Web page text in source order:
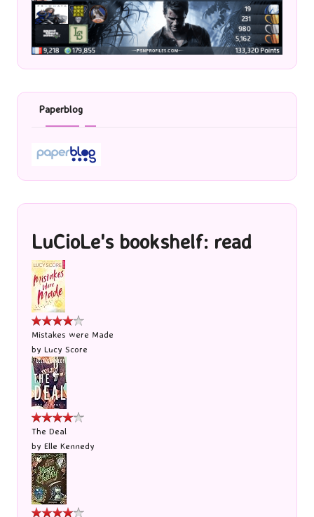
Paperblog
LuCioLe's bookshelf: read
Mistakes were Made
by Lucy Score
The Deal
by Elle Kennedy